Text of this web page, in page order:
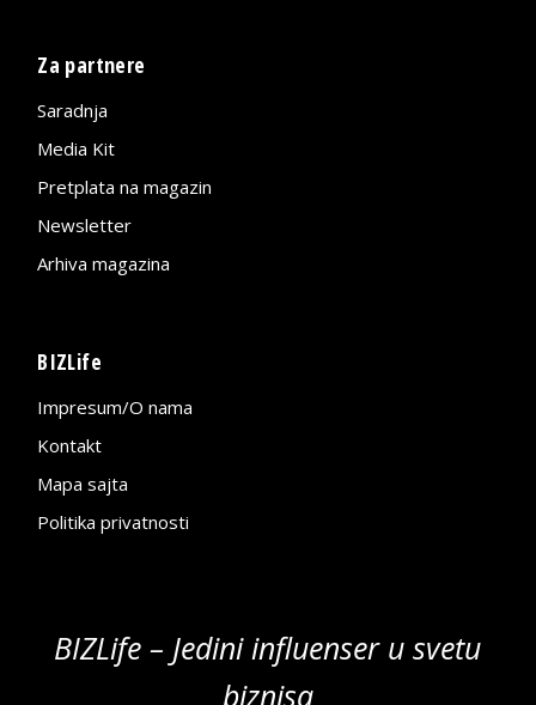
Za partnere
Saradnja
Media Kit
Pretplata na magazin
Newsletter
Arhiva magazina
BIZLife
Impresum/O nama
Kontakt
Mapa sajta
Politika privatnosti
BIZLife – Jedini influenser u svetu
biznisa